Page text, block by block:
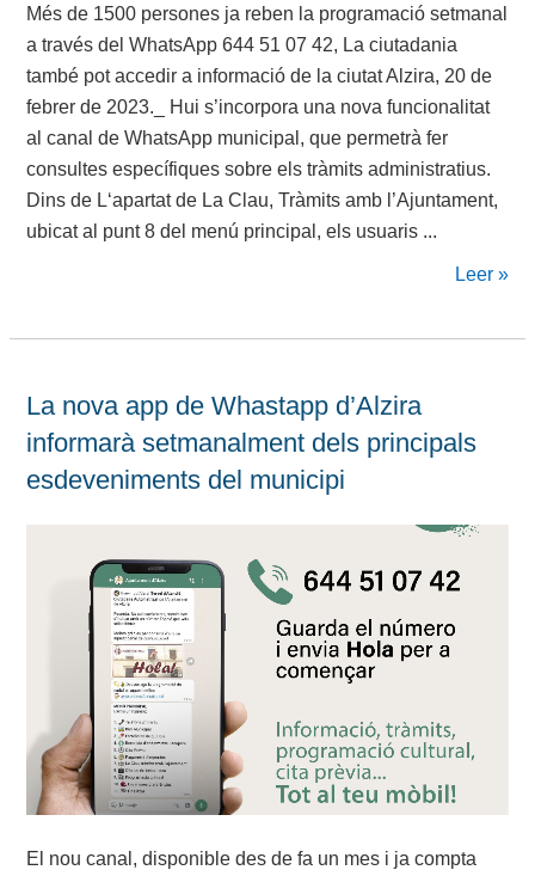
Més de 1500 persones ja reben la programació setmanal
a través del WhatsApp 644 51 07 42, La ciutadania
també pot accedir a informació de la ciutat Alzira, 20 de
febrer de 2023._ Hui s’incorpora una nova funcionalitat
al canal de WhatsApp municipal, que permetrà fer
consultes específiques sobre els tràmits administratius.
Dins de L‘apartat de La Clau, Tràmits amb l’Ajuntament,
ubicat al punt 8 del menú principal, els usuaris ...
Leer »
La nova app de Whastapp d’Alzira
informarà setmanalment dels principals
esdeveniments del municipi
El nou canal, disponible des de fa un mes i ja compta